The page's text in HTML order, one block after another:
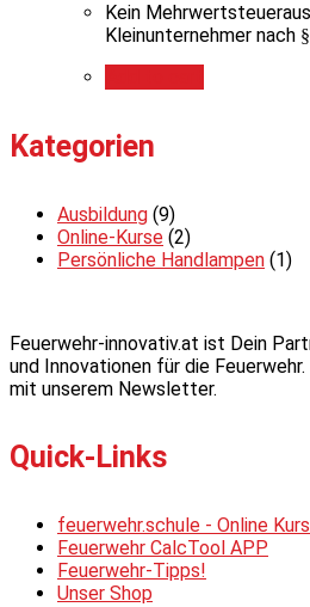
Kein
Kleinunternehmer nach
Kategorien
Ausbildung (9)
Online-Kurse (2)
Persönliche Handlampen (1)
Feuerwehr-innovativ.at ist Dein
und Innovationen für die
mit unserem Newsletter.
Quick-Links
feuerwehr.schule - Online
Feuerwehr CalcTool APP
Feuerwehr-Tipps!
Unser Shop